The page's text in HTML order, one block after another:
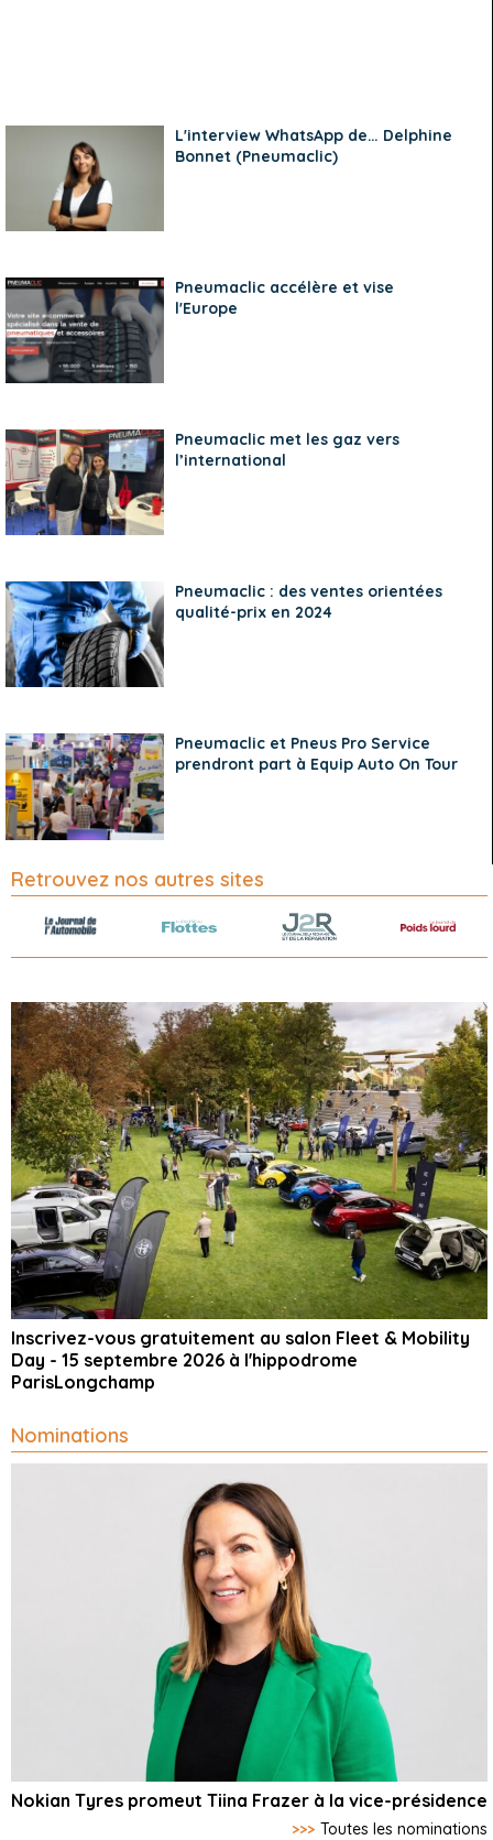
L'interview WhatsApp de… Delphine
Bonnet (Pneumaclic)
Pneumaclic accélère et vise
l'Europe
Pneumaclic met les gaz vers
l’international
Pneumaclic : des ventes orientées
qualité-prix en 2024
Pneumaclic et Pneus Pro Service
prendront part à Equip Auto On Tour
Retrouvez nos autres sites
Inscrivez-vous gratuitement au salon Fleet & Mobility
Day - 15 septembre 2026 à l'hippodrome
ParisLongchamp
Nominations
Nokian Tyres promeut Tiina Frazer à la vice-présidence
>>> Toutes les nominations